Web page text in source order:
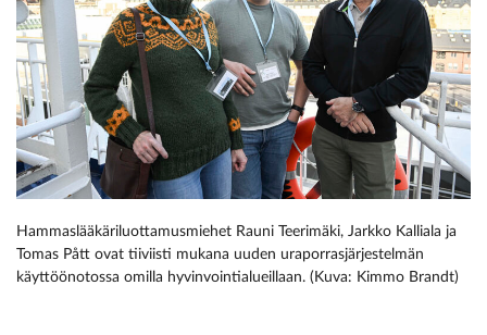
Hammaslääkäriluottamusmiehet Rauni Teerimäki, Jarkko Kalliala ja
Tomas Pått ovat tiiviisti mukana uuden uraporrasjärjestelmän
käyttöönotossa omilla hyvinvointialueillaan. (Kuva: Kimmo Brandt)